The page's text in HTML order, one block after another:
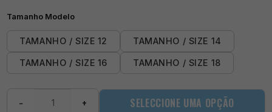
Tamanho Modelo
TAMANHO / SIZE 12 TAMANHO / SIZE 14
TAMANHO / SIZE 16 TAMANHO / SIZE 18
− + SELECCIONE UMA OPÇÃO